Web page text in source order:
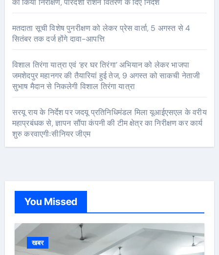
का किया निरीक्षण, पारदर्शी राशन वितरण के दिए निर्देश
मतदाता सूची विशेष पुनरीक्षण को लेकर प्रेस वार्ता, 5 अगस्त से 4
सितंबर तक दर्ज होंगे दावा-आपत्ति
विशाल तिरंगा यात्रा एवं ‘हर घर तिरंगा’ अभियान को लेकर भाजपा
जमशेदपुर महानगर की तैयारियां हुई तेज, 9 अगस्त को साकची नेताजी
सुभाष मैदान से निकलेगी विशाल तिरंगा यात्रा
सरयू राय के निर्देश पर जदयू प्रतिनिधिमंडल मिला यूआईएसएल के वरीय
महाप्रबंधक से, ज्ञापन सौंपा कंपनी की टीम क्षेत्र का निरीक्षण कर कार्य
शुरु करवाएगीःसीनियर जीएम
You Missed
खबर